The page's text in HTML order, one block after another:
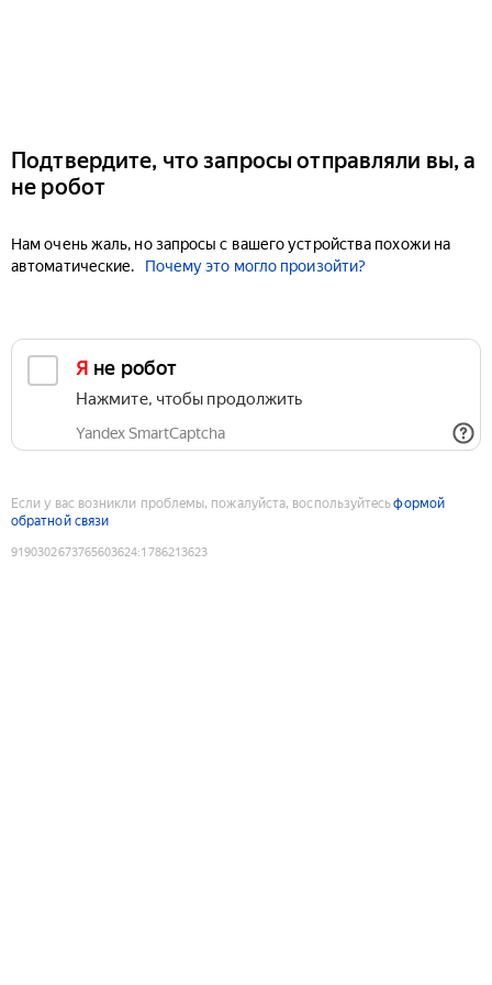
Подтвердите, что запросы отправляли вы, а
не робот
Нам очень жаль, но запросы с вашего устройства похожи на
автоматические.
Почему это могло произойти?
Я не робот
Нажмите, чтобы продолжить
Yandex SmartCaptcha
Если у вас возникли проблемы, пожалуйста, воспользуйтесьформой
обратной связи
9190302673765603624:1786213623